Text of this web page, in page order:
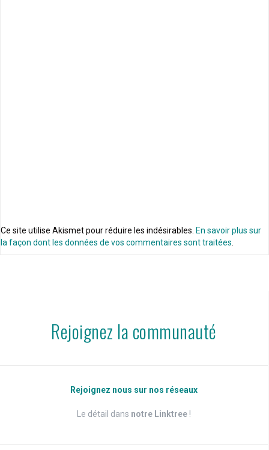
Ce site utilise Akismet pour réduire les indésirables. En savoir plus sur
la façon dont les données de vos commentaires sont traitées
Rejoignez la communauté
Rejoignez nous sur nos réseaux
Le détail dans notre Linktree !